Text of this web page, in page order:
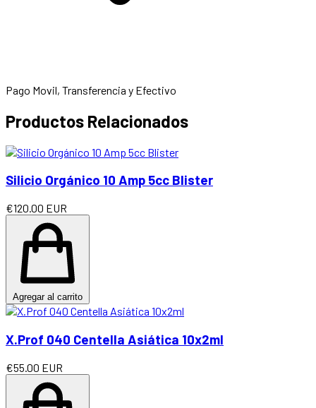
Pago Movil, Transferencia y Efectivo
Productos Relacionados
Silicio Orgánico 10 Amp 5cc Blister
€120.00 EUR
Agregar al carrito
X.Prof 040 Centella Asiática 10x2ml
€55.00 EUR